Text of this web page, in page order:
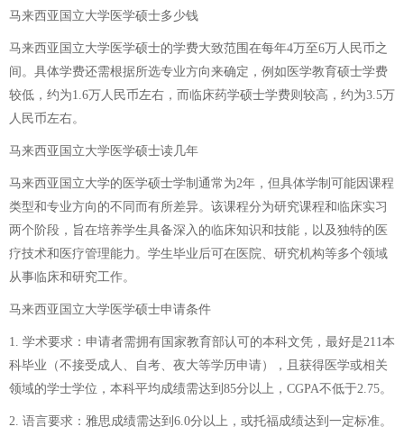
马来西亚国立大学医学硕士多少钱
马来西亚国立大学医学硕士的学费大致范围在每年4万至6万人民币之
间。具体学费还需根据所选专业方向来确定，例如医学教育硕士学费
较低，约为1.6万人民币左右，而临床药学硕士学费则较高，约为3.5万
人民币左右。
马来西亚国立大学医学硕士读几年
马来西亚国立大学的医学硕士学制通常为2年，但具体学制可能因课程
类型和专业方向的不同而有所差异。该课程分为研究课程和临床实习
两个阶段，旨在培养学生具备深入的临床知识和技能，以及独特的医
疗技术和医疗管理能力。学生毕业后可在医院、研究机构等多个领域
从事临床和研究工作。
马来西亚国立大学医学硕士申请条件
1. 学术要求：申请者需拥有国家教育部认可的本科文凭，最好是211本
科毕业（不接受成人、自考、夜大等学历申请），且获得医学或相关
领域的学士学位，本科平均成绩需达到85分以上，CGPA不低于2.75。
2. 语言要求：雅思成绩需达到6.0分以上，或托福成绩达到一定标准。